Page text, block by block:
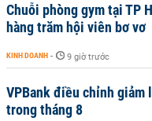
Chuỗi phòng gym tại TP
hàng trăm hội viên bơ vơ
KINH DOANH - 9 giờ trước
VPBank điều chỉnh
trong tháng 8